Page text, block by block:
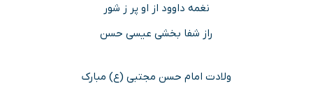
نغمه داوود از او پر ز شور
راز شفا بخشی عیسی حسن
ولادت امام حسن مجتبی (ع) مبارک